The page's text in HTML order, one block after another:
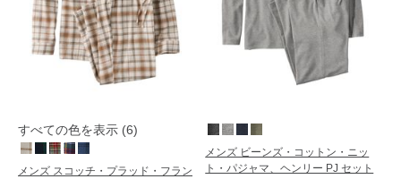
すべての色を表示 (6)
メンズ スコッチ・プラッド・フラン
メンズ ビーンズ・コットン・ニッ
ト・パジャマ、ヘンリー PJ セット